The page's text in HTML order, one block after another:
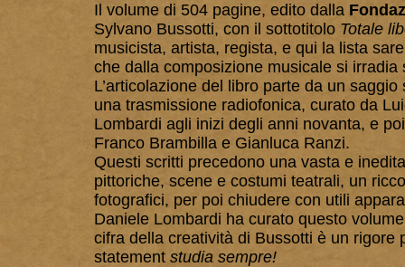
Il volume di 504 pagine, edito dalla
Sylvano Bussotti, con il sottotitolo Totale
musicista, artista, regista, e qui la lista
che dalla composizione musicale si
L’articolazione del libro parte da un
una trasmissione radiofonica, curato da
Lombardi agli inizi degli anni novanta, e
Franco Brambilla e Gianluca Ranzi.
Questi scritti precedono una vasta e
pittoriche, scene e costumi teatrali, un
fotografici, per poi chiudere con utili
Daniele Lombardi ha curato questo
cifra della creatività di Bussotti è un
statement studia sempre!